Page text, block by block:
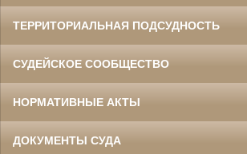
ТЕРРИТОРИАЛЬНАЯ ПОДСУДНОСТЬ
СУДЕЙСКОЕ СООБЩЕСТВО
НОРМАТИВНЫЕ АКТЫ
ДОКУМЕНТЫ СУДА